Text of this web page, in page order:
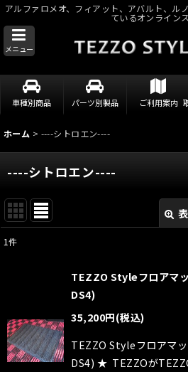
アルファロメオ、フィアット、アバルト、ル
ているオンライン
メニュー
車種別商品 パーツ別製品 ご利用案内
ホーム > ----シトロエン----
----シトロエン----
1件
TEZZO Styleフロアマ
DS4)
35,200円(税込)
TEZZO Styleフロアマ
DS4) ★ TEZZOが